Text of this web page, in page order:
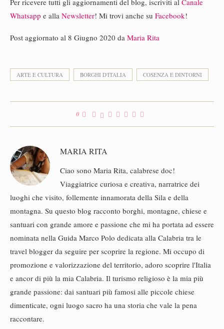
Whatsapp e alla Newsletter! Mi trovi anche su Facebook!
Post aggiornato al 8 Giugno 2020 da Maria Rita
ARTE E CULTURA BORGHI D'ITALIA COSENZA E DINTORNI
0
MARIA RITA
Ciao sono Maria Rita, calabrese doc!
Viaggiatrice curiosa e creativa, narratrice dei
luoghi che visito, follemente innamorata della Sila e della
montagna. Su questo blog racconto borghi, montagne, chiese e
santuari con grande amore e passione che mi ha portata ad essere
nominata nella Guida Marco Polo dedicata alla Calabria tra le
travel blogger da seguire per scoprire la regione. Mi occupo di
promozione e valorizzazione del territorio, adoro scoprire l'Italia
e ancor di più la mia Calabria. Il turismo religioso è la mia più
grande passione: dai santuari più famosi alle piccole chiese
dimenticate, ogni luogo sacro ha una storia che vale la pena
raccontare.